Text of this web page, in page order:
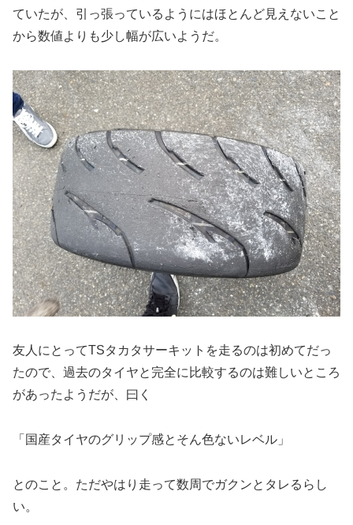
ていたが、引っ張っているようにはほとんど見えないこと
から数値よりも少し幅が広いようだ。
友人にとってTSタカタサーキットを走るのは初めてだっ
たので、過去のタイヤと完全に比較するのは難しいところ
があったようだが、曰く
「国産タイヤのグリップ感とそん色ないレベル」
とのこと。ただやはり走って数周でガクンとタレるらし
い。